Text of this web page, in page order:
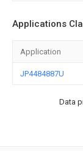
Applications
Application
JP4484887U
Data